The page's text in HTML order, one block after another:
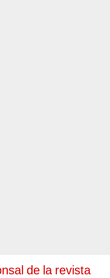
de la revista